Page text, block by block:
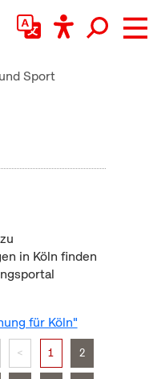
Sport
in Köln finden
für Köln"
< 1 2